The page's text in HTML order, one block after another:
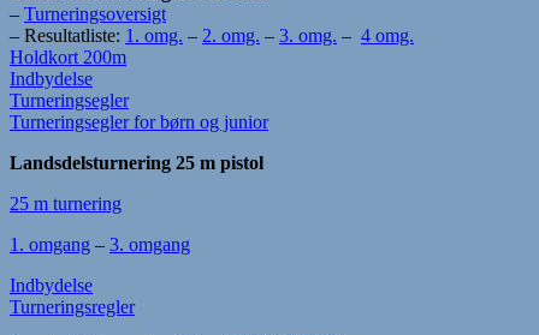
– Turneringsoversigt
– Resultatliste: 1. omg. – 2. omg. – 3. omg. – 4 omg.
Holdkort 200m
Indbydelse
Turneringsegler
Turneringsegler for børn og junior
Landsdelsturnering 25 m pistol
25 m turnering
1. omgang – 3. omgang
Indbydelse
Turneringsregler